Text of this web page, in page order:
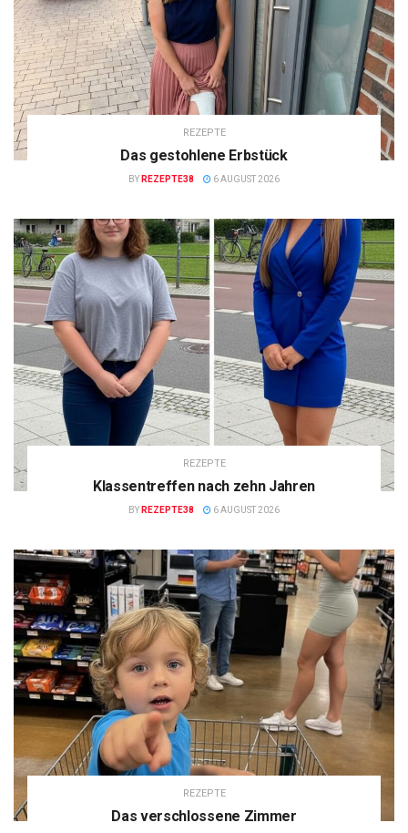
REZEPTE
Das gestohlene Erbstück
BY REZEPTE38 6 AUGUST 2026
REZEPTE
Klassentreffen nach zehn Jahren
BY REZEPTE38 6 AUGUST 2026
REZEPTE
Das verschlossene Zimmer